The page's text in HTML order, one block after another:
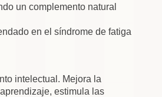
un complemento natural
en el síndrome de fatiga
intelectual. Mejora la
estimula las